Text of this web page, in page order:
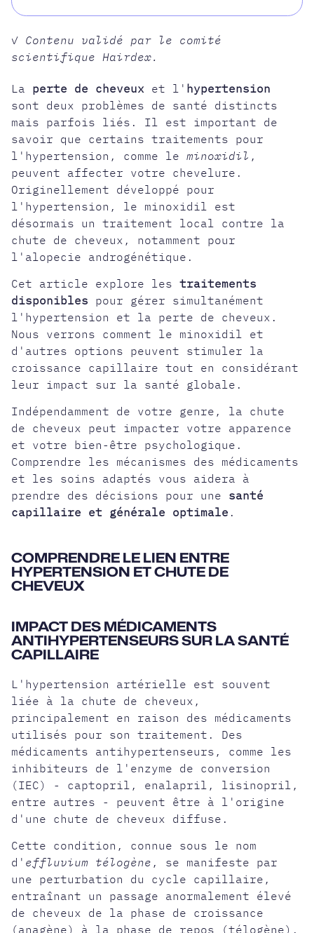
✓ Contenu validé par le comité
scientifique Hairdex.
La perte de cheveux et l' hypertension
sont deux problèmes de santé distincts
mais parfois liés. Il est important de
savoir que certains traitements pour
l'hypertension, comme leminoxidil ,
peuvent affecter votre chevelure.
Originellement développé pour
l'hypertension, le minoxidil est
désormais un traitement local contre la
chute de cheveux, notamment pour
l'alopecie androgénétique.
Cet article explore lestraitements
disponibles pour gérer simultanément
l'hypertension et la perte de cheveux.
Nous verrons comment le minoxidil et
d'autres options peuvent stimuler la
croissance capillaire tout en considérant
leur impact sur la santé globale.
Indépendamment de votre genre, la chute
de cheveux peut impacter votre apparence
et votre bien-être psychologique.
Comprendre les mécanismes des médicaments
et les soins adaptés vous aidera à
prendre des décisions pour une santé
capillaire et générale optimale .
COMPRENDRE LE LIEN ENTRE
HYPERTENSION ET CHUTE DE
CHEVEUX
IMPACT DES MÉDICAMENTS
ANTIHYPERTENSEURS SUR LA SANTÉ
CAPILLAIRE
L'hypertension artérielle est souvent
liée à la chute de cheveux,
principalement en raison des médicaments
utilisés pour son traitement. Des
médicaments antihypertenseurs , comme les
inhibiteurs de l'enzyme de conversion
(IEC) - captopril, enalapril, lisinopril,
entre autres - peuvent être à l'origine
d'une chute de cheveux diffuse.
Cette condition, connue sous le nom
d' effluvium télogène , se manifeste par
une perturbation du cycle capillaire,
entraînant un passage anormalement élevé
de cheveux de la phase de croissance
(anagène) à la phase de repos (télogène),